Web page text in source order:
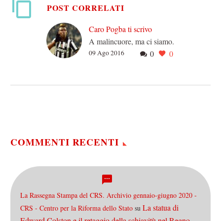
POST CORRELATI
Caro Pogba ti scrivo
A malincuore, ma ci siamo.
Paul Pogba, Paul Labile
0 0
09 Ago 2016
COMMENTI RECENTI
La Rassegna Stampa del CRS. Archivio gennaio-giugno 2020 -
CRS - Centro per la Riforma dello Stato su La statua di